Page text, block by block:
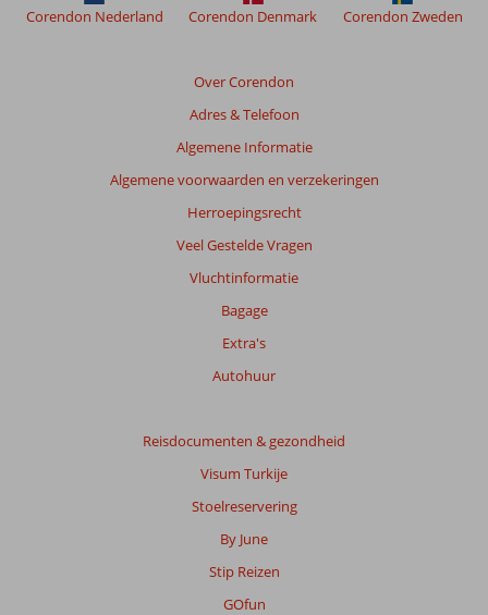
Over Corendon
Adres & Telefoon
Algemene Informatie
Algemene voorwaarden en verzekeringen
Herroepingsrecht
Veel Gestelde Vragen
Vluchtinformatie
Bagage
Extra's
Autohuur
Reisdocumenten & gezondheid
Visum Turkije
Stoelreservering
By June
Stip Reizen
GOfun
Corendon Nederland Corendon Denmark Corendon Zweden